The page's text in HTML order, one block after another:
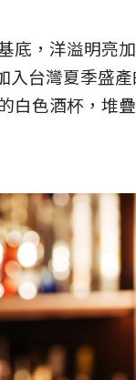
底，洋溢明亮
入台灣夏季盛
白色酒杯，堆